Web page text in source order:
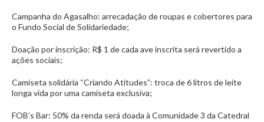
Campanha do Agasalho: arrecadação de roupas e cobertores para
o Fundo Social de Solidariedade;
Doação por inscrição: R$ 1 de cada ave inscrita será revertido a
ações sociais;
Camiseta solidária “Criando Atitudes”: troca de 6 litros de leite
longa vida por uma camiseta exclusiva;
FOB’s Bar: 50% da renda será doada à Comunidade 3 da Catedral